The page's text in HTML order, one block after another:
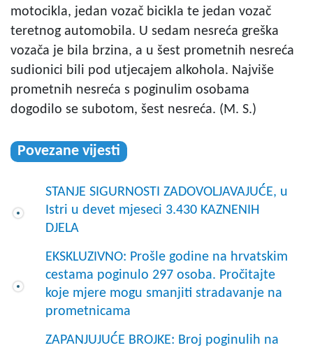
motocikla, jedan vozač bicikla te jedan vozač
teretnog automobila. U sedam nesreća greška
vozača je bila brzina, a u šest prometnih nesreća
sudionici bili pod utjecajem alkohola. Najviše
prometnih nesreća s poginulim osobama
dogodilo se subotom, šest nesreća. (M. S.)
Povezane vijesti
STANJE SIGURNOSTI ZADOVOLJAVAJUĆE, u
Istri u devet mjeseci 3.430 KAZNENIH
DJELA
EKSKLUZIVNO: Prošle godine na hrvatskim
cestama poginulo 297 osoba. Pročitajte
koje mjere mogu smanjiti stradavanje na
prometnicama
ZAPANJUJUĆE BROJKE: Broj poginulih na